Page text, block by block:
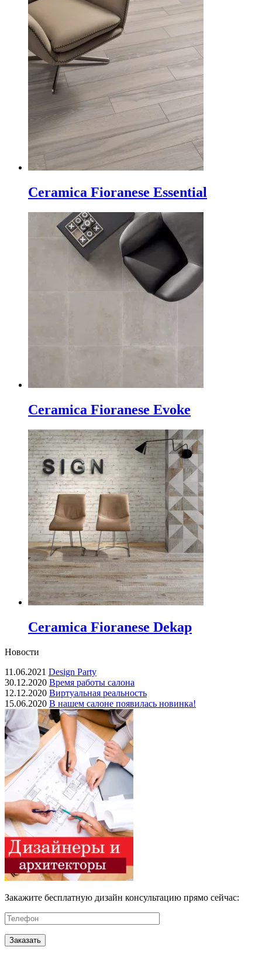
Ceramica Fioranese Essential
Ceramica Fioranese Evoke
Ceramica Fioranese Dekap
Новости
11.06.2021 Design Party
30.12.2020 Время работы салона
12.12.2020 Виртуальная реальность
15.06.2020 В нашем салоне появилась новинка!
Закажите бесплатную дизайн консультацию прямо сейчас: